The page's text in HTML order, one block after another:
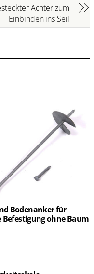
Achter zum
Einbinden ins Seil
Bodenanker für
Befestigung ohne Baum